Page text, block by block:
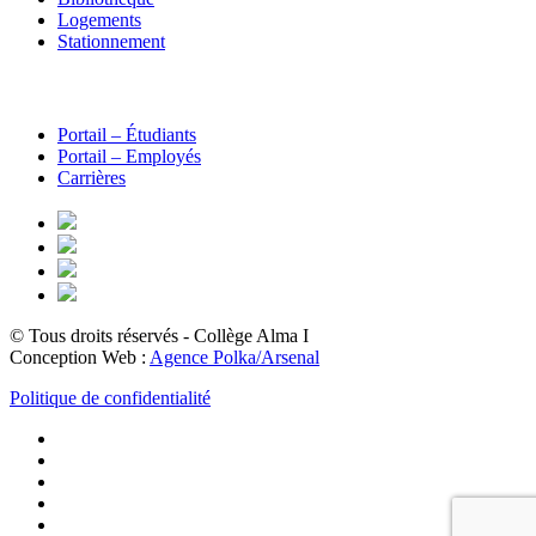
Logements
Stationnement
Portail – Étudiants
Portail – Employés
Carrières
© Tous droits réservés - Collège Alma I
Conception Web : Agence Polka/Arsenal
Politique de confidentialité